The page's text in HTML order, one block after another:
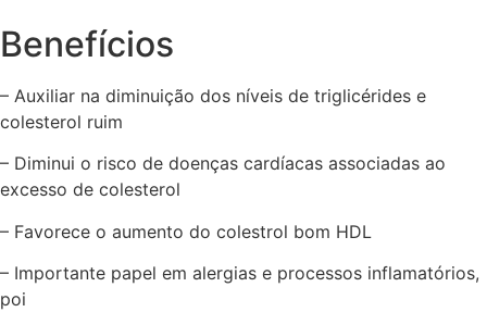
Benefícios
– Auxiliar na diminuição dos níveis de triglicérides e
colesterol ruim
– Diminui o risco de doenças cardíacas associadas ao
excesso de colesterol
– Favorece o aumento do colestrol bom HDL
– Importante papel em alergias e processos inflamatórios,
poi